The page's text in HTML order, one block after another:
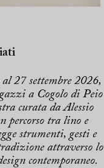
27 settembre 2026,
a Cogolo di Peio
curata da Alessio
percorso tra lino e
strumenti, gesti e
attraverso lo
contemporaneo.